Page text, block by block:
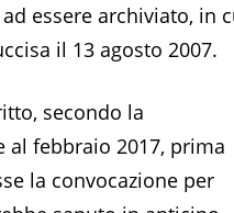
essere archiviato, in
il 13 agosto 2007.
secondo la
al febbraio 2017, prima
la convocazione per